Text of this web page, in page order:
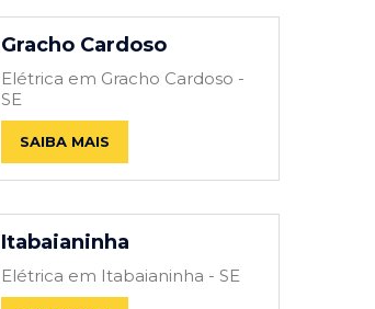
Gracho Cardoso
Elétrica em Gracho Cardoso -
SE
SAIBA MAIS
Itabaianinha
Elétrica em Itabaianinha - SE